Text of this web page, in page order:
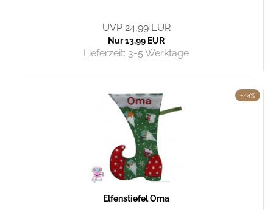
UVP 24,99 EUR
Nur 13,99 EUR
Lieferzeit: 3-5 Werktage
-44%
Elfenstiefel Oma